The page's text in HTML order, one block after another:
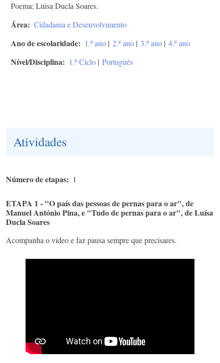
Poema; Luisa Ducla Soares.
Área Cidadania e Desenvolvimento
Ano de escolaridade 1.º ano | 2.º ano | 3.º ano | 4.º ano
Nível/Disciplina 1.º Ciclo | Português
Atividades
Número de etapas 1
ETAPA 1 - "O país das pessoas de pernas para o ar", de
Manuel António Pina, e "Tudo de pernas para o ar", de Luísa
Ducla Soares
Acompanha o vídeo e faz pausa sempre que precisares.